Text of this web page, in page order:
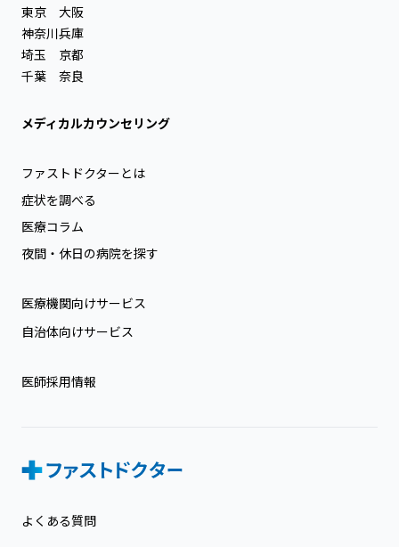
東京
神奈川
埼玉
千葉
大阪
兵庫
京都
奈良
メディカルカウンセリング
ファストドクターとは
症状を調べる
医療コラム
夜間・休日の病院を探す
医療機関向けサービス
自治体向けサービス
医師採用情報
よくある質問